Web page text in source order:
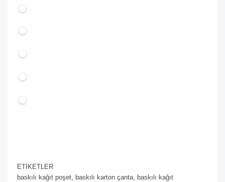
ETİKETLER
baskılı kağıt poşet,
baskılı karton çanta,
baskılı kağıt